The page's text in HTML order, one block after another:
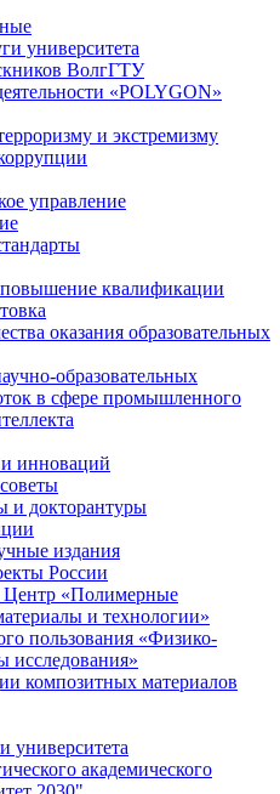
университета
ВолгГТУ
«POLYGON»
и экстремизму
управление
квалификации
оказания образовательных
образовательных
в сфере промышленного
инноваций
и докторантуры
издания
России
«Полимерные
и технологии»
пользования «Физико-
исследования»
композитных материалов
университета
академического